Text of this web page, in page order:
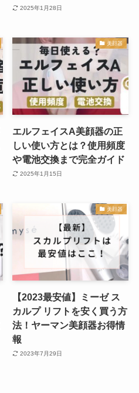
2025年1月28日
美顔器
エルフェイスA美顔器の正
しい使い方とは？使用頻度
や電池交換まで完全ガイド
2025年1月15日
美顔器
【2023最安値】ミーゼ ス
カルプ リフトを安く買う方
法！ヤーマン美顔器お得情
報
2023年7月29日